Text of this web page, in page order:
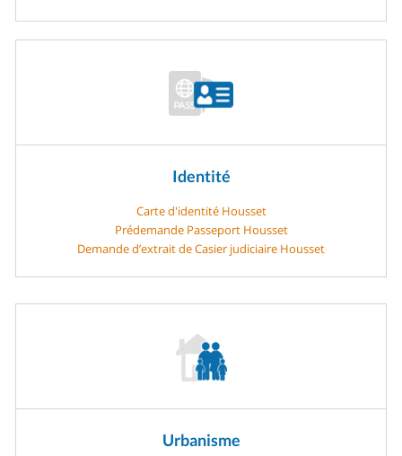
Identité
Carte d'identité Housset
Prédemande Passeport Housset
Demande d’extrait de Casier judiciaire Housset
Urbanisme